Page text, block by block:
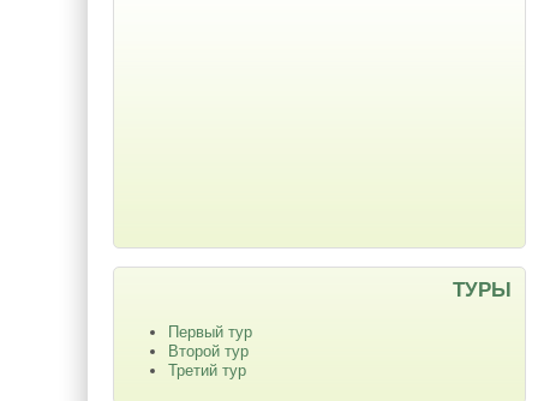
ТУРЫ
Первый тур
Второй тур
Третий тур